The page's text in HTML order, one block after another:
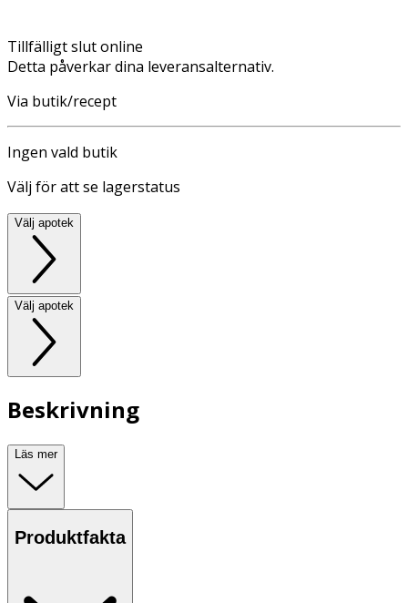
Tillfälligt slut online
Detta påverkar dina leveransalternativ.
Via butik/recept
Ingen vald butik
Välj för att se lagerstatus
Välj apotek
Välj apotek
Beskrivning
Läs mer
Produktfakta